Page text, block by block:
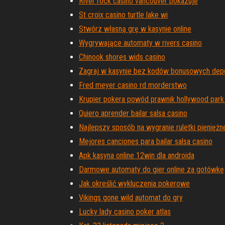
St croix casino turtle lake wi
Stwórz własną grę w kasynie online
Wygrywające automaty w rivers casino
Chinook shores wids casino
Zagraj w kasynie bez kodów bonusowych
Fred meyer casino rd morderstwo
Krupier pokera powód prawnik hollywood
Quiero aprender bailar salsa casino
Najlepszy sposób na wygranie ruletki
Mejores canciones para bailar salsa casino
Apk kasyna online 12win dla androida
Darmowe automaty do gier online za gotówkę
Jak określić wykluczenia pokerowe
Vikings gone wild automat do gry
Lucky lady casino poker atlas